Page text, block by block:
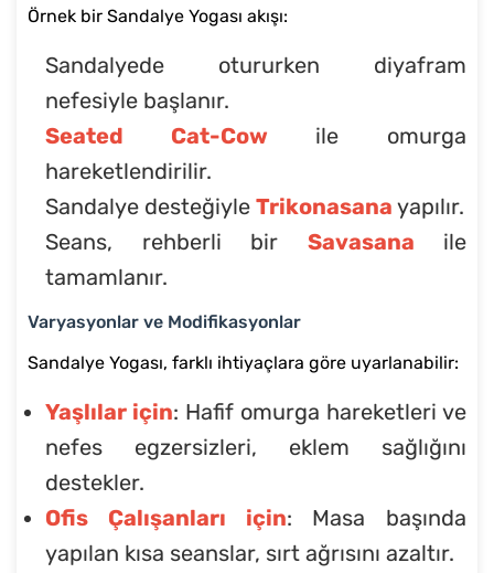
Örnek bir Sandalye Yogası akışı:
Sandalyede otururken diyafram
nefesiyle başlanır.
Seated Cat-Cowile omurga
hareketlendirilir.
Sandalye desteğiyle Trikonasana yapılır.
Seans, rehberli bir Savasana ile
tamamlanır.
Varyasyonlar ve Modifikasyonlar
Sandalye Yogası, farklı ihtiyaçlara göre uyarlanabilir:
Yaşlılar için: Hafif omurga hareketleri ve
nefes egzersizleri, eklem sağlığını
destekler.
Ofis Çalışanları için: Masa başında
yapılan kısa seanslar, sırt ağrısını azaltır.